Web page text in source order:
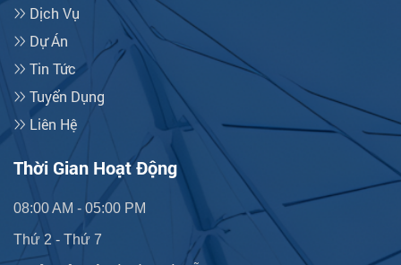
Dịch Vụ
Dự Án
Tin Tức
Tuyển Dụng
Liên Hệ
Thời Gian Hoạt Động
08:00 AM - 05:00 PM
Thứ 2 - Thứ 7